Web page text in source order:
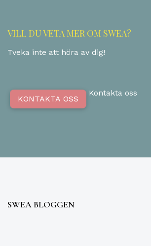
VILL DU VETA MER OM SWEA?
Tveka inte att höra av dig!
KONTAKTA OSS
Kontakta oss
SWEA BLOGGEN